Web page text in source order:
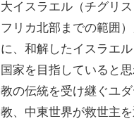
大イスラエル（チグリ
フリカ北部までの範囲
に、和解したイスラエ
国家を目指していると
教の伝統を受け継ぐユ
教、中東世界が救世主